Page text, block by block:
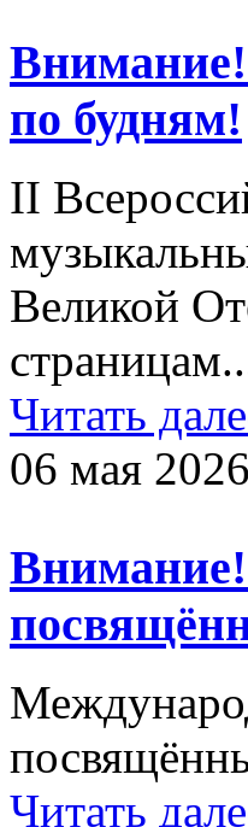
по будням!
II
Великой
Читать
06 мая 2026
Внимание!
Читать